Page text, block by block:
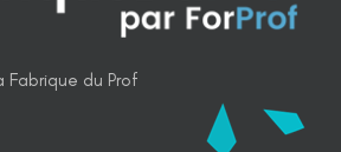
Fabrique du Prof